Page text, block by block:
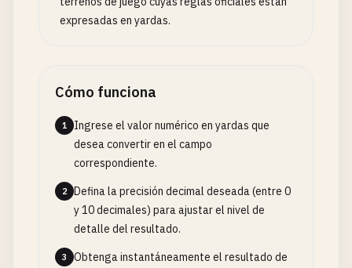
expresadas en yardas.
Cómo funciona
1
Ingrese el valor numérico en yardas que
desea convertir en el campo
correspondiente.
2
Defina la precisión decimal deseada (entre 0
y 10 decimales) para ajustar el nivel de
detalle del resultado.
3
Obtenga instantáneamente el resultado de